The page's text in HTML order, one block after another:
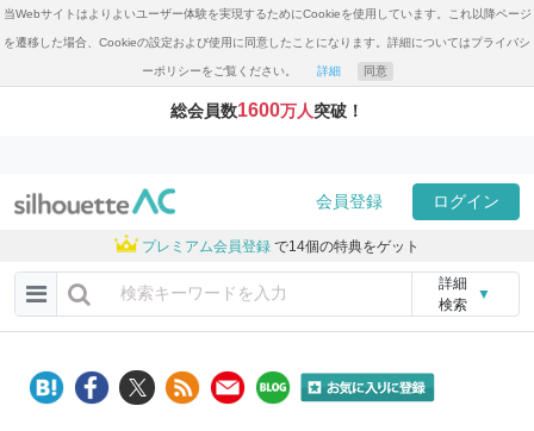
当Webサイトはよりよいユーザー体験を実現するためにCookieを使用しています。これ以降ページ
を遷移した場合、Cookieの設定および使用に同意したことになります。詳細についてはプライバシ
ーポリシーをご覧ください。 詳細 同意
総会員数1600万人突破！
会員登録 ログイン
プレミアム会員登録 で14個の特典をゲット
詳細
検索
▼